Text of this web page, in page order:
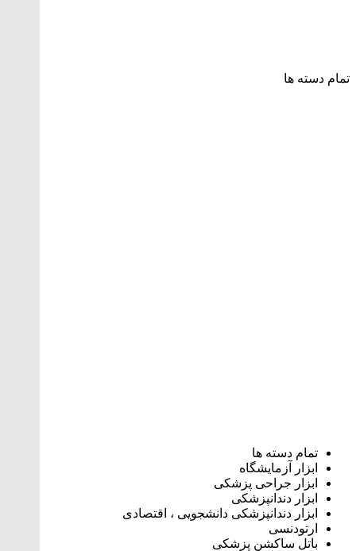
تمام دسته ها
تمام دسته ها
ابزار آزمایشگاه
ابزار جراحی پزشکی
ابزار دندانپزشکی
ابزار دندانپزشکی دانشجویی ، اقتصادی
ارتودنسی
باتل ساکشن پزشکی